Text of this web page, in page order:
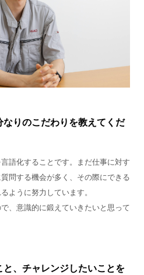
りのこだわりを教えてくだ
語化することです。まだ仕事に対す
問する機会が多く、その際にできる
ように努力しています。
、意識的に鍛えていきたいと思って
、チャレンジしたいことを